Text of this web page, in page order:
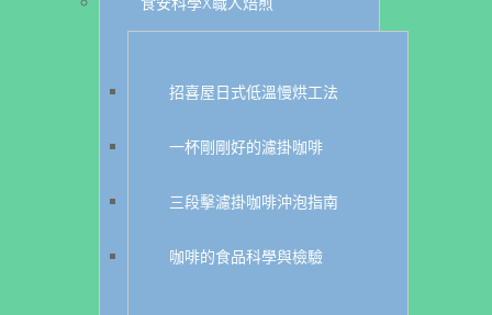
招喜屋日式低溫慢烘工法
一杯剛剛好的濾掛咖啡
三段擊濾掛咖啡沖泡指南
咖啡的食品科學與檢驗